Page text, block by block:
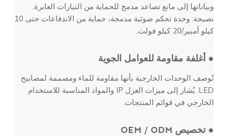
وبياناتها إلى مانع تصاعد مدمج للحماية من التيارات العابرة.
نصيحة: وحدة تحكم ضوئية مدمجة، حماية من الاندفاعات حتى 10
كيلو أمبير/20 كيلو فولت.
● أغلفة مقاومة للعوامل الجوية
تُوصف الوحدات الخارجية بأنها مقاومة للماء ومصممة لمصابيح
LED. يُشار إلى ميزات العزل IP والمواد المناسبة للاستخدام
الخارجي في قوائم المنتجات.
● تخصيص OEM / ODM